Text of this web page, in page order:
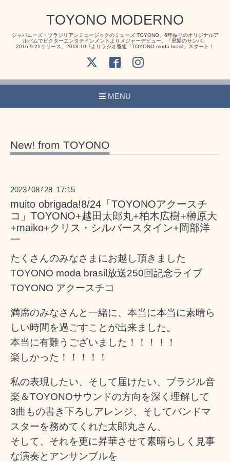
TOYONO MODERNO
ジャパニーズ・ブラジリアンミュージックのミューズ TOYONO。6年振りのオリジナルア
ルバムでビクターエンタテインメントよりメジャーデビュー。「黒髪のサンバ」
2016.9.21リリース。2018.10.7よりラジオ番組「TOYONO moda brasil」スタート！
MENU
New! from TOYONO
2023 /08 / 28 17:15
muito obrigada!8/24「TOYONOアクースチ
コ」TOYONO+越田太郎丸+柏木広樹+榊原大
+maiko+クリス・シルバースタイン+岡部洋
一
たくさんのみなさまにお越し頂きました
TOYONO moda brasil放送250回記念ライブ
TOYONO アクースチコ
満席のみなさんと一緒に、本当に本当に素晴ら
しい時間を過ごすことが出来ました。
本当に有難うございました！！！！！
楽しかった！！！！！
私の表現したい、そして届けたい、ブラジル音
楽＆TOYONOサウンドの方向を深く理解して
3曲もの書き下ろしアレンジ、そしてバンドマ
スターを務めてくれた太郎丸さん、
そして、それを更に昇華させて素晴らしく見事
な演奏とアンサンブルを